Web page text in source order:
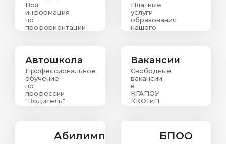
Вся
информация
по
профориентации
Платные
услуги
образования
нашего
Автошкола
Профессиональное
обучение
по
профессии
"Водитель"
Вакансии
Свободные
вакансии
в
КГАПОУ
ККОТиП
Абилимпикс БПОО